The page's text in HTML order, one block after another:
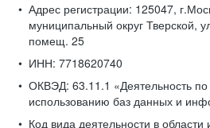
Адрес регистрации: 125047,
муниципальный округ Тверской,
помещ. 25
ИНН: 7718620740
ОКВЭД: 63.11.1 «Деятельность
использованию баз данных и
Код вида деятельности в